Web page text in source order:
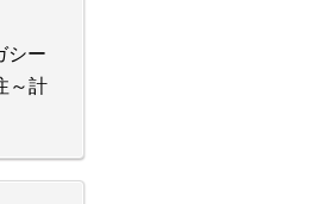
シー
～計